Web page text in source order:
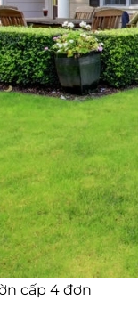
cấp 4 đơn